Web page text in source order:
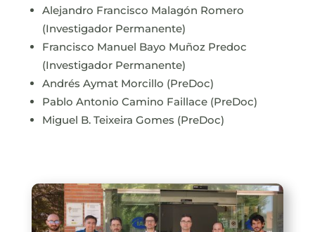
Alejandro Francisco Malagón Romero
(Investigador Permanente)
Francisco Manuel Bayo Muñoz Predoc
(Investigador Permanente)
Andrés Aymat Morcillo (PreDoc)
Pablo Antonio Camino Faillace (PreDoc)
Miguel B. Teixeira Gomes (PreDoc)